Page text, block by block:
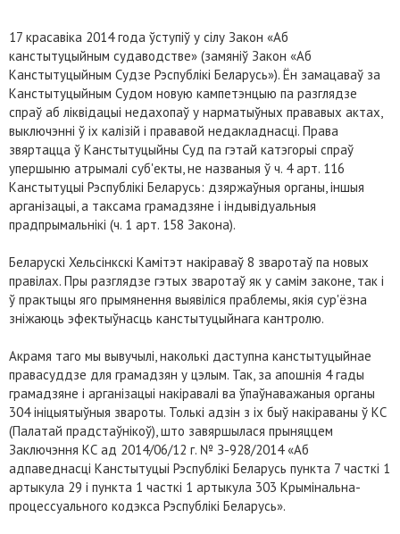
17 красавіка 2014 года ўступіў у сілу Закон «Аб
канстытуцыйным судаводстве» (замяніў Закон «Аб
Канстытуцыйным Судзе Рэспублiкi Беларусь»). Ён замацаваў за
Канстытуцыйным Судом новую кампетэнцыю па разглядзе
спраў аб ліквідацыі недахопаў у нарматыўных прававых актах,
выключэнні ў іх калізій і прававой недакладнасці. Права
звяртацца ў Канстытуцыйны Суд па гэтай катэгорыі спраў
упершыню атрымалі суб'екты, не названыя ў ч. 4 арт. 116
Канстытуцыі Рэспублікі Беларусь: дзяржаўныя органы, iншыя
арганiзацыi, а таксама грамадзяне і індывідуальныя
прадпрымальнікі (ч. 1 арт. 158 Закона).
Беларускі Хельсінкскі Камітэт накіраваў 8 зваротаў па новых
правілах. Пры разглядзе гэтых зваротаў як у самім законе, так і
ў практыцы яго прымянення выявіліся праблемы, якія сур'ёзна
зніжаюць эфектыўнасць канстытуцыйнага кантролю.
Акрамя таго мы вывучылі, наколькі даступна канстытуцыйнае
правасуддзе для грамадзян у цэлым. Так, за апошнія 4 гады
грамадзяне і арганізацыі накіравалі ва ўпаўнаважаныя органы
304 ініцыятыўныя звароты. Толькі адзін з іх быў накіраваны ў КС
(Палатай прадстаўнікоў), што завяршылася прыняццем
Заключэння КС ад 2014/06/12 г. № З-928/2014 «Аб
адпаведнасці Канстытуцыі Рэспублікі Беларусь пункта 7 часткі 1
артыкула 29 і пункта 1 часткі 1 артыкула 303 Крымінальна-
процессуального кодэкса Рэспублікі Беларусь».